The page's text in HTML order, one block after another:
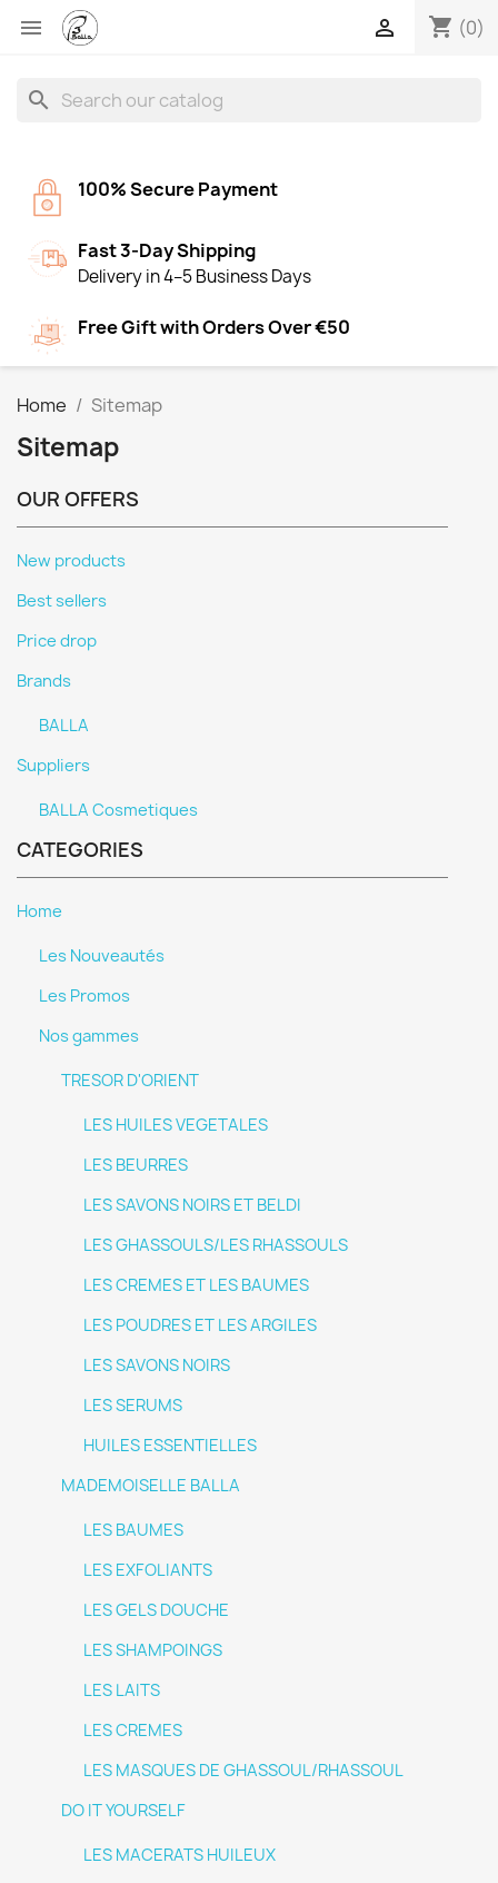
 shopping_cart (0)

search
100% Secure Payment
Fast 3-Day Shipping
Delivery in 4–5 Business Days
Free Gift with Orders Over €50
Home Sitemap
Sitemap
OUR OFFERS
New products
Best sellers
Price drop
Brands
BALLA
Suppliers
BALLA Cosmetiques
CATEGORIES
Home
Les Nouveautés
Les Promos
Nos gammes
TRESOR D'ORIENT
LES HUILES VEGETALES
LES BEURRES
LES SAVONS NOIRS ET BELDI
LES GHASSOULS/LES RHASSOULS
LES CREMES ET LES BAUMES
LES POUDRES ET LES ARGILES
LES SAVONS NOIRS
LES SERUMS
HUILES ESSENTIELLES
MADEMOISELLE BALLA
LES BAUMES
LES EXFOLIANTS
LES GELS DOUCHE
LES SHAMPOINGS
LES LAITS
LES CREMES
LES MASQUES DE GHASSOUL/RHASSOUL
DO IT YOURSELF
LES MACERATS HUILEUX